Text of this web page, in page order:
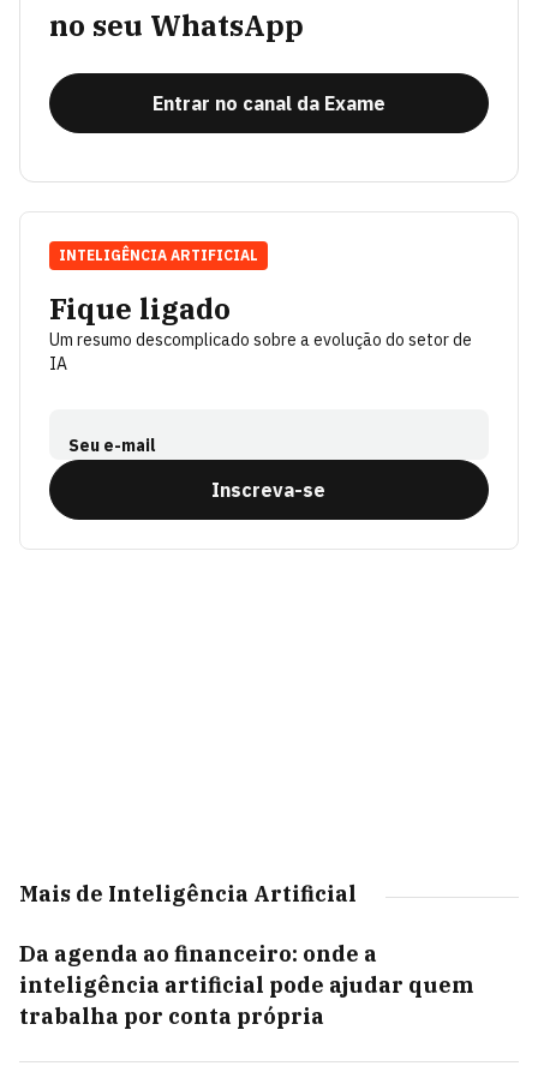
no seu WhatsApp
Entrar no canal da Exame
Fique ligado
Um resumo descomplicado sobre a evolução do setor de
IA
Seu e-mail
Inscreva-se
INTELIGÊNCIA ARTIFICIAL
Mais de Inteligência Artificial
Da agenda ao financeiro: onde a
inteligência artificial pode ajudar quem
trabalha por conta própria